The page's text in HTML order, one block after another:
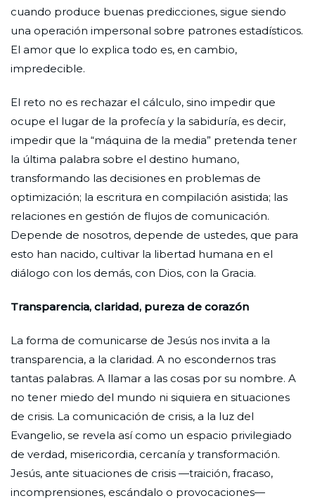
cuando produce buenas predicciones, sigue siendo
una operación impersonal sobre patrones estadísticos.
El amor que lo explica todo es, en cambio,
impredecible.
El reto no es rechazar el cálculo, sino impedir que
ocupe el lugar de la profecía y la sabiduría, es decir,
impedir que la “máquina de la media” pretenda tener
la última palabra sobre el destino humano,
transformando las decisiones en problemas de
optimización; la escritura en compilación asistida; las
relaciones en gestión de flujos de comunicación.
Depende de nosotros, depende de ustedes, que para
esto han nacido, cultivar la libertad humana en el
diálogo con los demás, con Dios, con la Gracia.
Transparencia, claridad, pureza de corazón
La forma de comunicarse de Jesús nos invita a la
transparencia, a la claridad. A no escondernos tras
tantas palabras. A llamar a las cosas por su nombre. A
no tener miedo del mundo ni siquiera en situaciones
de crisis. La comunicación de crisis, a la luz del
Evangelio, se revela así como un espacio privilegiado
de verdad, misericordia, cercanía y transformación.
Jesús, ante situaciones de crisis —traición, fracaso,
incomprensiones, escándalo o provocaciones—